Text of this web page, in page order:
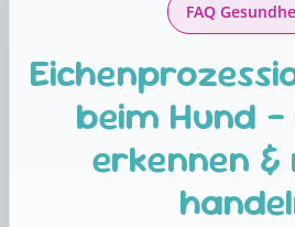
FAQ
beim Hund
erkennen